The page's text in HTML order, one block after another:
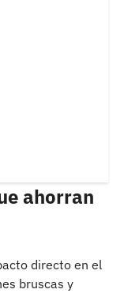
ahorran
directo en el
bruscas y